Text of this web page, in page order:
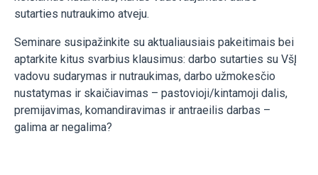
sutarties nutraukimo atveju.
Seminare susipažinkite su aktualiausiais pakeitimais bei
aptarkite kitus svarbius klausimus: darbo sutarties su VšĮ
vadovu sudarymas ir nutraukimas, darbo užmokesčio
nustatymas ir skaičiavimas – pastovioji/kintamoji dalis,
premijavimas, komandiravimas ir antraeilis darbas –
galima ar negalima?